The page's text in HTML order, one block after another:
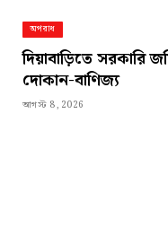
অপরাধ
দিয়াবাড়িতে সরকারি
দোকান-বাণিজ্য
আগস্ট 8, 2026